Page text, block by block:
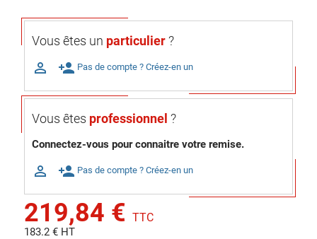
Vous êtes un particulier?
 person_add Pas de compte ? Créez-en un
Vous êtes professionnel ?
Connectez-vous pour connaitre votre remise.
 person_add Pas de compte ? Créez-en un
219,84 € TTC
183.2 € HT